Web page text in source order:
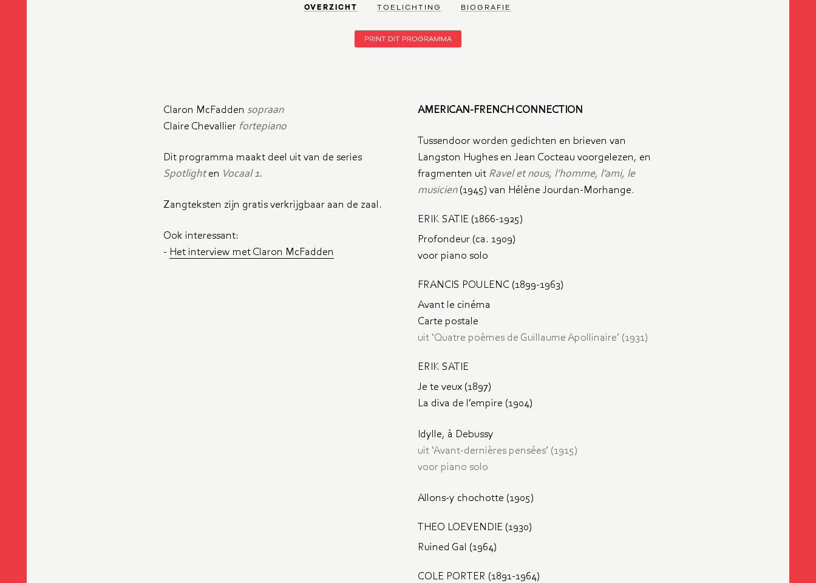
OVERZICHT TOELICHTING BIOGRAFIE
PRINT DIT PROGRAMMA
Claron McFadden sopraan
Claire Chevallier fortepiano
Dit programma maakt deel uit van de series
Spotlighten Vocaal 1.
Zangteksten zijn gratis verkrijgbaar aan de zaal.
Ook interessant:
- Het interview met Claron McFadden
AMERICAN-FRENCH CONNECTION
Tussendoor worden gedichten en brieven van
Langston Hughes en Jean Cocteau voorgelezen, en
fragmenten uitRavel et nous, l’homme, l’ami, le
musicien(1945) van Hélène ­Jourdan-Morhange.
ERIK SATIE (1866-1925)
Profondeur (ca. 1909)
voor piano solo
FRANCIS POULENC (1899-1963)
Avant le cinéma
Carte postale
uit ‘Quatre poèmes de Guillaume ­Apollinaire’ (1931)
ERIK SATIE
Je te veux (1897)
La diva de l’empire (1904)
Idylle, à Debussy
uit ‘Avant-dernières pensées’ (1915)
voor piano solo
Allons-y chochotte (1905)
THEO LOEVENDIE (1930)
Ruined Gal (1964)
COLE PORTER (1891-1964)